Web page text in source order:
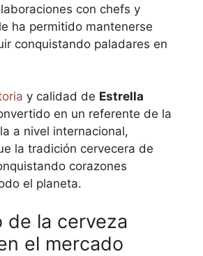
con chefs y
ha permitido mantenerse
conquistando paladares en
y calidad de Estrella
en un referente de la
a nivel internacional,
la tradición cervecera de
corazones
el planeta.
de la cerveza
el mercado